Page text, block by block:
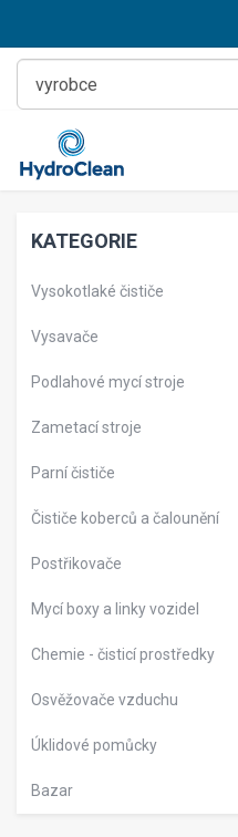
KATEGORIE
Vysokotlaké čističe
Vysavače
Podlahové mycí stroje
Zametací stroje
Parní čističe
Čističe koberců a čalounění
Postřikovače
Mycí boxy a linky vozidel
Chemie - čisticí prostředky
Osvěžovače vzduchu
Úklidové pomůcky
Bazar